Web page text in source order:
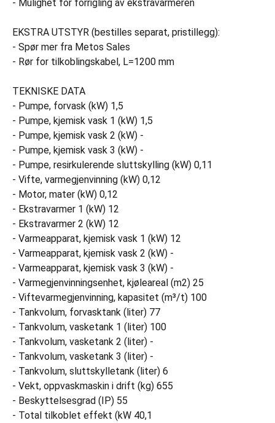
- Mulighet for forrigling av ekstravarmeren
EKSTRA UTSTYR (bestilles separat, pristillegg):
- Spør mer fra Metos Sales
- Rør for tilkoblingskabel, L=1200 mm
TEKNISKE DATA
- Pumpe, forvask (kW) 1,5
- Pumpe, kjemisk vask 1 (kW) 1,5
- Pumpe, kjemisk vask 2 (kW) -
- Pumpe, kjemisk vask 3 (kW) -
- Pumpe, resirkulerende sluttskylling (kW) 0,11
- Vifte, varmegjenvinning (kW) 0,12
- Motor, mater (kW) 0,12
- Ekstravarmer 1 (kW) 12
- Ekstravarmer 2 (kW) 12
- Varmeapparat, kjemisk vask 1 (kW) 12
- Varmeapparat, kjemisk vask 2 (kW) -
- Varmeapparat, kjemisk vask 3 (kW) -
- Varmegjenvinningsenhet, kjøleareal (m2) 25
- Viftevarmegjenvinning, kapasitet (m³/t) 100
- Tankvolum, forvasktank (liter) 77
- Tankvolum, vasketank 1 (liter) 100
- Tankvolum, vasketank 2 (liter) -
- Tankvolum, vasketank 3 (liter) -
- Tankvolum, sluttskylletank (liter) 6
- Vekt, oppvaskmaskin i drift (kg) 655
- Beskyttelsesgrad (IP) 55
- Total tilkoblet effekt (kW 40,1